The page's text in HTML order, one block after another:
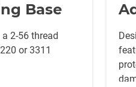
Base
2-56 thread
or 3311